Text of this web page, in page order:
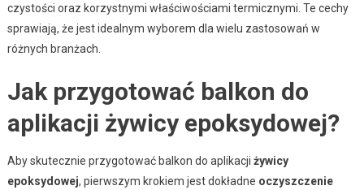
czystości oraz korzystnymi właściwościami termicznymi. Te cechy
sprawiają, że jest idealnym wyborem dla wielu zastosowań w
różnych branżach.
Jak przygotować balkon do
aplikacji żywicy epoksydowej?
Aby skutecznie przygotować balkon do aplikacji żywicy
epoksydowej, pierwszym krokiem jest dokładne oczyszczenie